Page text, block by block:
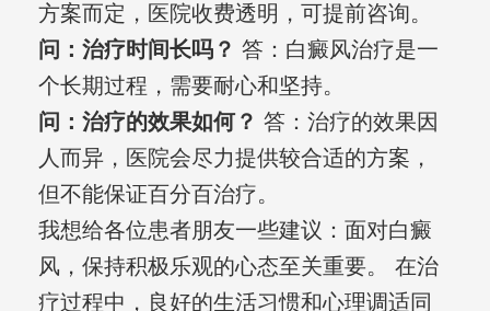
方案而定，医院收费透明，可提前咨询。
问：治疗时间长吗？ 答：白癜风治疗是一
个长期过程，需要耐心和坚持。
问：治疗的效果如何？ 答：治疗的效果因
人而异，医院会尽力提供较合适的方案，
但不能保证百分百治疗。
我想给各位患者朋友一些建议：面对白癜
风，保持积极乐观的心态至关重要。 在治
疗过程中，良好的生活习惯和心理调适同